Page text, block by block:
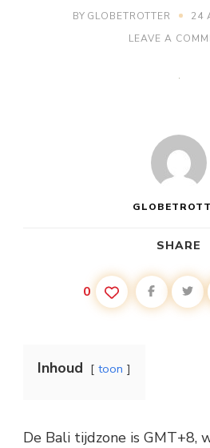
BY GLOBETROTTER
24
LEAVE A
SHARE
0
Inhoud toon
De Bali tijdzone is GMT+8,